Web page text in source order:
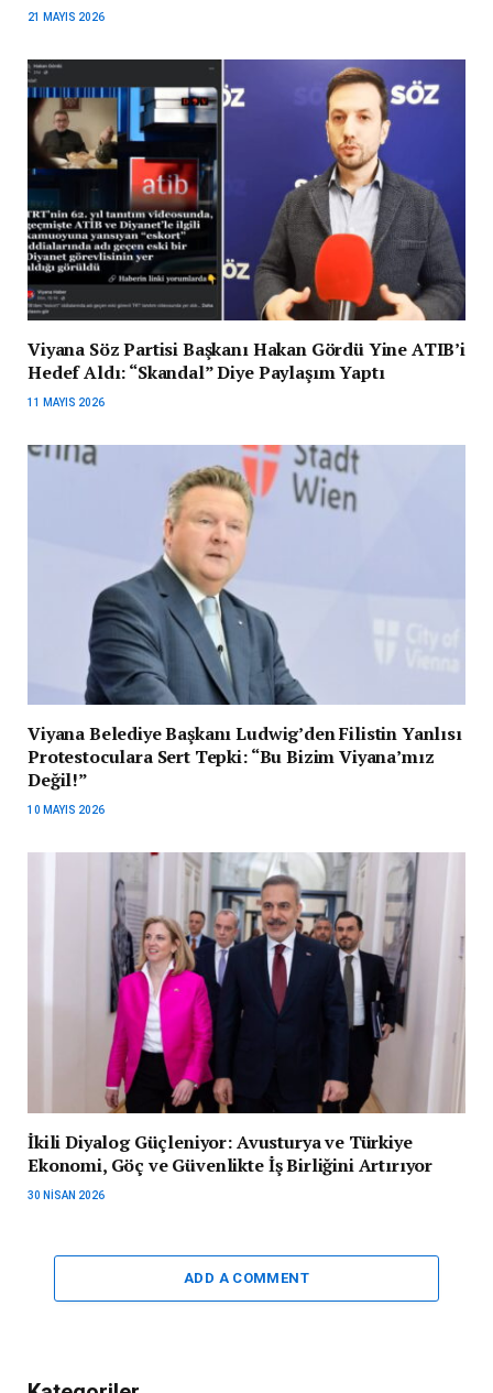
21 MAYIS 2026
Viyana Söz Partisi Başkanı Hakan Gördü Yine ATIB’i
Hedef Aldı: “Skandal” Diye Paylaşım Yaptı
11 MAYIS 2026
Viyana Belediye Başkanı Ludwig’den Filistin Yanlısı
Protestoculara Sert Tepki: “Bu Bizim Viyana’mız
Değil!”
10 MAYIS 2026
İkili Diyalog Güçleniyor: Avusturya ve Türkiye
Ekonomi, Göç ve Güvenlikte İş Birliğini Artırıyor
30 NISAN 2026
ADD A COMMENT